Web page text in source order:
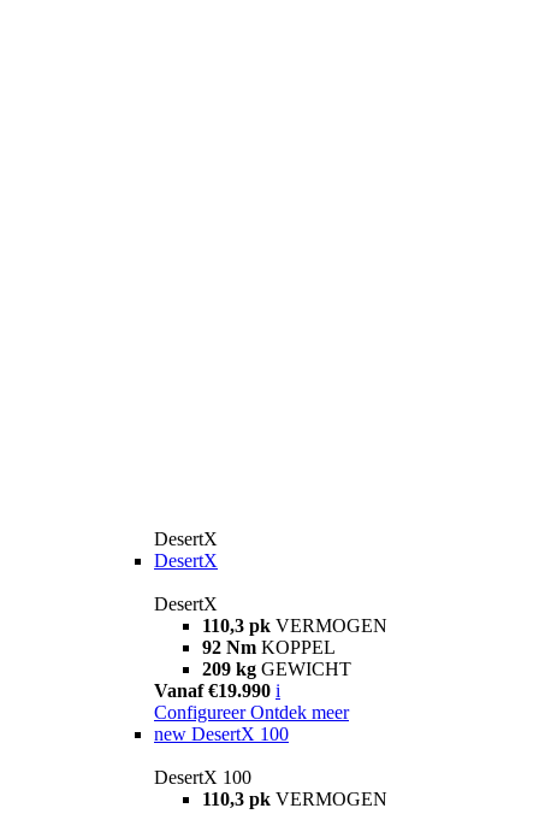
DesertX
DesertX
DesertX
110,3 pk VERMOGEN
92 Nm KOPPEL
209 kg GEWICHT
Vanaf €19.990 i
Configureer Ontdek meer
new DesertX 100
DesertX 100
110,3 pk VERMOGEN